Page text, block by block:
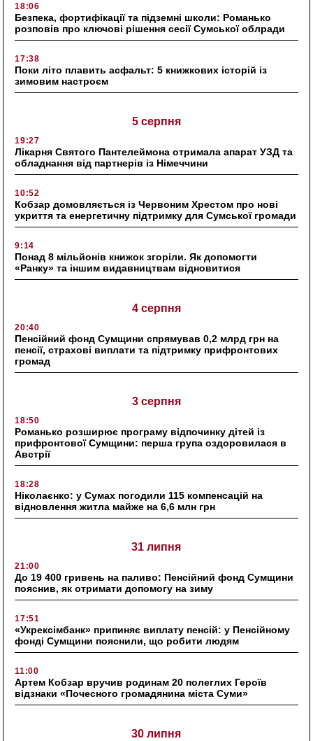
18:06
Безпека, фортифікації та підземні школи: Романько
розповів про ключові рішення сесії Сумської облради
17:38
Поки літо плавить асфальт: 5 книжкових історій із
зимовим настроєм
5 серпня
19:27
Лікарня Святого Пантелеймона отримала апарат УЗД та
обладнання від партнерів із Німеччини
10:52
Кобзар домовляється із Червоним Хрестом про нові
укриття та енергетичну підтримку для Сумської громади
9:14
Понад 8 мільйонів книжок згоріли. Як допомогти
«Ранку» та іншим видавництвам відновитися
4 серпня
20:40
Пенсійний фонд Сумщини спрямував 0,2 млрд грн на
пенсії, страхові виплати та підтримку прифронтових
громад
3 серпня
18:50
Романько розширює програму відпочинку дітей із
прифронтової Сумщини: перша група оздоровилася в
Австрії
18:28
Ніколаєнко: у Сумах погодили 115 компенсацій на
відновлення житла майже на 6,6 млн грн
31 липня
21:00
До 19 400 гривень на паливо: Пенсійний фонд Сумщини
пояснив, як отримати допомогу на зиму
17:51
«Укрексімбанк» припиняє виплату пенсій: у Пенсійному
фонді Сумщини пояснили, що робити людям
11:00
Артем Кобзар вручив родинам 20 полеглих Героїв
відзнаки «Почесного громадянина міста Суми»
30 липня